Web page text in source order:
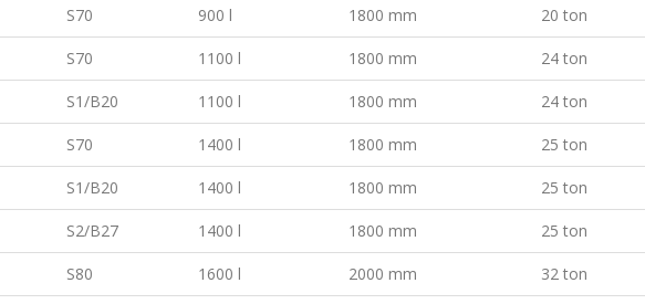
S70 900 l 1800 mm 20 ton
S70 1100 l 1800 mm 24 ton
S1/B20 1100 l 1800 mm 24 ton
S70 1400 l 1800 mm 25 ton
S1/B20 1400 l 1800 mm 25 ton
S2/B27 1400 l 1800 mm 25 ton
S80 1600 l 2000 mm 32 ton